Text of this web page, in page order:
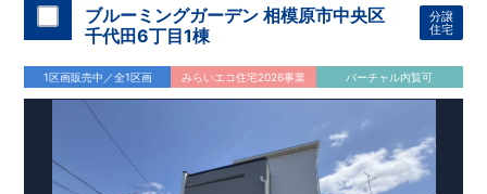
の新たな空間提案 「マルチエント ランス」が受賞いたしまし
た！
耐震等級最高等級3 ・数百年に一度の地震に耐える力
倍の耐震性！
ー採用で安心！ ○BELS ・エコ住宅としての性能評価を全号棟
が取得しています！ ○住宅性能評価ダブル取得 ・『設計』住
ております。
・『建設』住宅性能評価…評価を受けた図面通
りに施工されているか、建設までに計4回チェックが行われま
す。
ぜひお気軽にお問い合わせください♪ 西宮営業所 TEL
0798-
38-1246​(定休日：火・水・年末年始
ブルーミングガーデン 相模原市中央区
千代田6丁目1棟
分譲
住宅
1区画販売中／全1区画 みらいエコ住宅2026事業 バーチャル内覧可